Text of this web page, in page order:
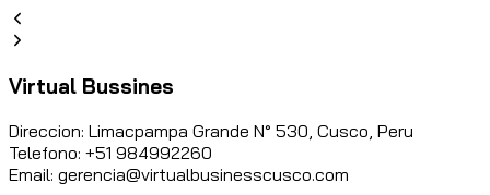
Virtual Bussines
Direccion: Limacpampa Grande N° 530, Cusco, Peru
Telefono: +51 984992260
Email: gerencia@virtualbusinesscusco.com